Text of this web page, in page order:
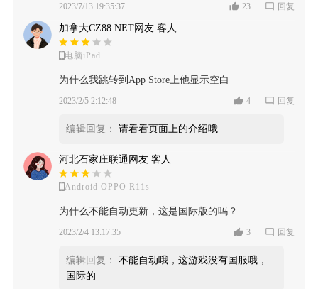
2023/7/13 19:35:37 23 回复
加拿大CZ88.NET网友 客人
电脑iPad
为什么我跳转到App Store上他显示空白
2023/2/5 2:12:48 4 回复
编辑回复： 请看看页面上的介绍哦
河北石家庄联通网友 客人
Android OPPO R11s
为什么不能自动更新，这是国际版的吗？
2023/2/4 13:17:35 3 回复
编辑回复：
不能自动哦，这游戏没有国服哦，
国际的